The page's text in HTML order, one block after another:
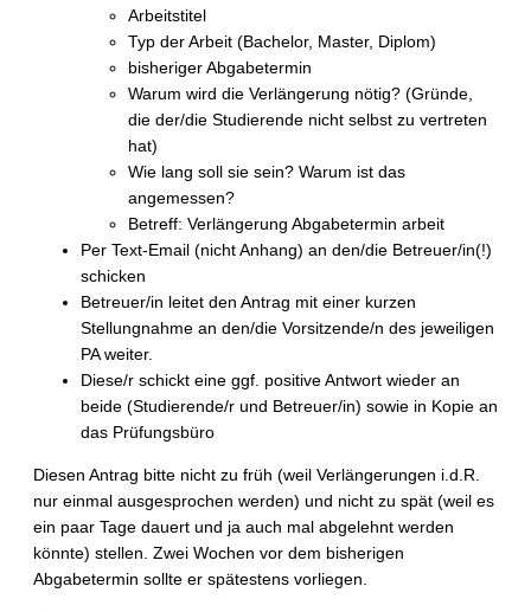
Arbeitstitel
Typ der Arbeit (Bachelor, Master, Diplom)
bisheriger Abgabetermin
Warum wird die Verlängerung nötig? (Gründe,
die der/die Studierende nicht selbst zu vertreten
hat)
Wie lang soll sie sein? Warum ist das
angemessen?
Betreff: Verlängerung Abgabetermin arbeit
Per Text-Email (nicht Anhang) an den/die Betreuer/in(!)
schicken
Betreuer/in leitet den Antrag mit einer kurzen
Stellungnahme an den/die Vorsitzende/n des jeweiligen
PA weiter.
Diese/r schickt eine ggf. positive Antwort wieder an
beide (Studierende/r und Betreuer/in) sowie in Kopie an
das Prüfungsbüro
Diesen Antrag bitte nicht zu früh (weil Verlängerungen i.d.R.
nur einmal ausgesprochen werden) und nicht zu spät (weil es
ein paar Tage dauert und ja auch mal abgelehnt werden
könnte) stellen. Zwei Wochen vor dem bisherigen
Abgabetermin sollte er spätestens vorliegen.